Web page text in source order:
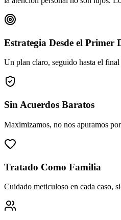
Estrategia Desde el Primer
Un plan claro, seguido hasta el final
Sin Acuerdos Baratos
Maximizamos, no nos apuramos
Tratado Como Familia
Cuidado meticuloso en cada caso,